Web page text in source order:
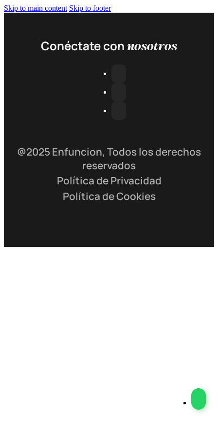
Skip to main content Skip to footer
Conéctate connosotros
@2025 Enfuncion, Todos los derechos
reservados
Política de Privacidad
Política de Cookies